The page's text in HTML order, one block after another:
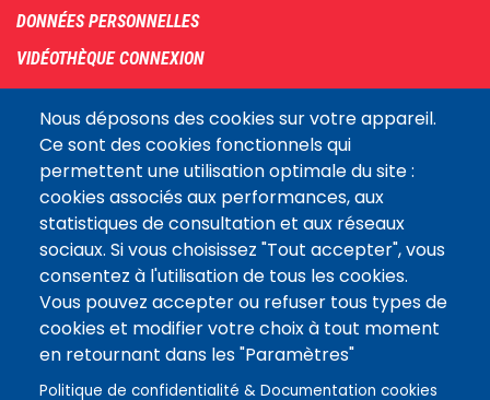
Nous déposons des cookies sur votre appareil.
Ce sont des cookies fonctionnels qui
permettent une utilisation optimale du site :
cookies associés aux performances, aux
statistiques de consultation et aux réseaux
sociaux. Si vous choisissez "Tout accepter", vous
consentez à l'utilisation de tous les cookies.
Vous pouvez accepter ou refuser tous types de
cookies et modifier votre choix à tout moment
en retournant dans les "Paramètres"
Politique de confidentialité & Documentation cookies
DONNÉES PERSONNELLES
VIDÉOTHÈQUE CONNEXION
COOKIES
Assemblée
nationaleLE SITE DE L’ASSEMBLÉE NATIONALE
Suivez-nous